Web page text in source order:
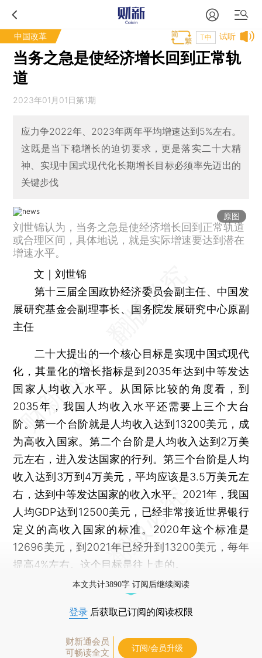
中国改革 试听
T中
当务之急是使经济增长回到正常轨
道
2023年01月01日第1期
应力争2022年、2023年两年平均增速达到5%左右。
这既是当下稳增长的迫切要求，更是落实二十大精
神、实现中国式现代化长期增长目标必须率先迈出的
关键步伐
原图
刘世锦认为，当务之急是使经济增长回到正常轨道
或合理区间，具体地说，就是实际增速要达到潜在
增速水平。
文｜刘世锦
第十三届全国政协经济委员会副主任、中国发
展研究基金会副理事长、国务院发展研究中心原副
主任
二十大提出的一个核心目标是实现中国式现代
化，其量化的增长指标是到2035年达到中等发达
国家人均收入水平。从国际比较的角度看，到
2035年，我国人均收入水平还需要上三个大台
阶。第一个台阶就是人均收入达到13200美元，成
为高收入国家。第二个台阶是人均收入达到2万美
元左右，进入发达国家的行列。第三个台阶是人均
收入达到3万到4万美元，平均应该是3.5万美元左
右，达到中等发达国家的收入水平。2021年，我国
人均GDP达到12500美元，已经非常接近世界银行
定义的高收入国家的标准。2020年这个标准是
12696美元，到2021年已经升到13200美元，每年
提高4%左右。这个目标是往上走的。
本文共计3890字 订阅后继续阅读
登录 后获取已订阅的阅读权限
财新通会员
可畅读全文
订阅/会员升级